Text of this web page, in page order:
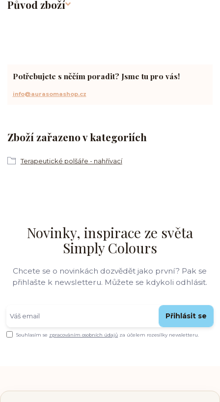
Původ zboží
Zboží zařazeno v kategoriích
Terapeutické polšáře - nahřívací
Potřebujete s něčím poradit? Jsme tu pro vás!
info@aurasomashop.cz
Novinky, inspirace ze světa
Simply Colours
Chcete se o novinkách dozvědět jako první? Pak se
přihlašte k newsletteru. Můžete se kdykoli odhlásit.
Přihlásit se
Souhlasím se zpracováním osobních údajů za účelem rozesílky newsletteru.